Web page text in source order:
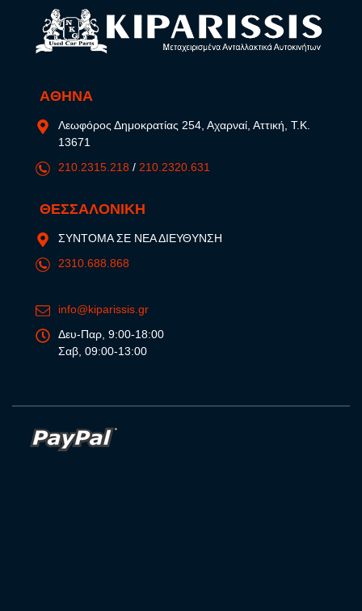
ΑΘΗΝΑ
Λεωφόρος Δημοκρατίας 254, Αχαρναί, Αττική, Τ.Κ.
13671
210.2315.218 / 210.2320.631
ΘΕΣΣΑΛΟΝΙΚΗ
ΣΥΝΤΟΜΑ ΣΕ ΝΕΑ ΔΙΕΥΘΥΝΣΗ
2310.688.868
info@kiparissis.gr
Δευ-Παρ, 9:00-18:00
Σαβ, 09:00-13:00